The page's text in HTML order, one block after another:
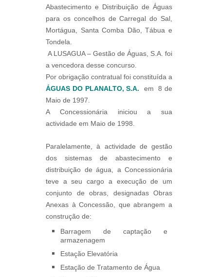
Abastecimento e Distribuição de Águas
para os concelhos de Carregal do Sal,
Mortágua, Santa Comba Dão, Tábua e
Tondela.
A LUSAGUA – Gestão de Águas, S.A. foi
a vencedora desse concurso.
Por obrigação contratual foi constituída a
ÁGUAS DO PLANALTO, S.A. em 8 de
Maio de 1997.
A Concessionária iniciou a sua
actividade em Maio de 1998.
Paralelamente, à actividade de gestão
dos sistemas de abastecimento e
distribuição de água, a Concessionária
teve a seu cargo a execução de um
conjunto de obras, designadas Obras
Anexas à Concessão, que abrangem a
construção de:
Barragem de captação e
armazenagem
Estação Elevatória
Estação de Tratamento de Água